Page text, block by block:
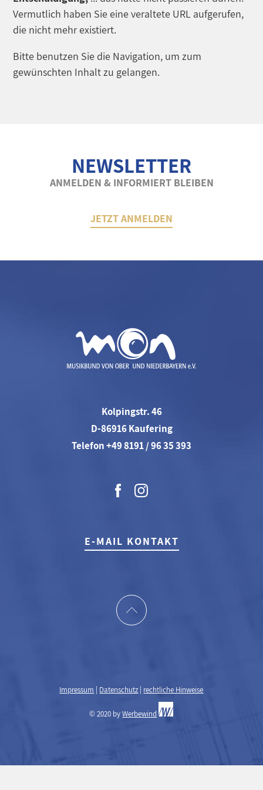
Vermutlich haben Sie eine veraltete URL aufgerufen,
die nicht mehr existiert.
Bitte benutzen Sie die Navigation, um zum
gewünschten Inhalt zu gelangen.
NEWSLETTER
ANMELDEN & INFORMIERT BLEIBEN
JETZT ANMELDEN
Kolpingstr. 46
D-86916 Kaufering
Telefon +49 8191 / 96 35 393
E-MAIL KONTAKT
Impressum Datenschutz rechtliche Hinweise
© 2020 byWerbewind